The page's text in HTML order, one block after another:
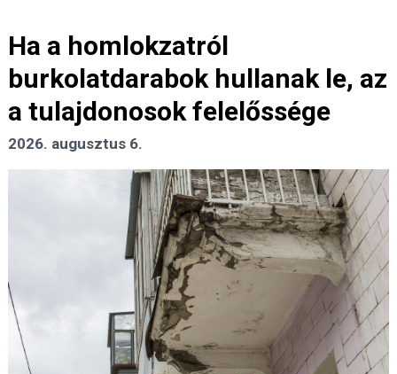
Ha a homlokzatról
burkolatdarabok hullanak le, az
a tulajdonosok felelőssége
2026. augusztus 6.